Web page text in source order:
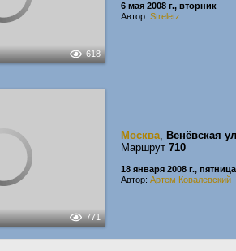
618
6 мая 2008 г., вторник
Автор: Streletz
771
Москва, Венёвская
Маршрут 710
18 января 2008 г., пятница
Автор: Артем Ковалевский